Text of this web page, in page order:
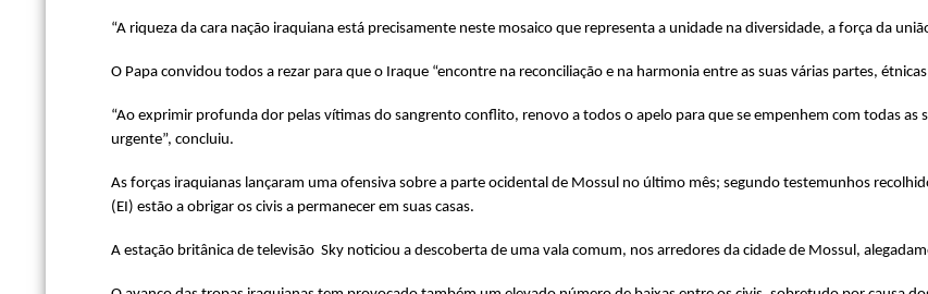
“A riqueza da cara nação iraquiana está precisamente neste mosaico que representa a unidade na diversidade, a força da
O Papa convidou todos a rezar para que o Iraque “encontre na reconciliação e na harmonia entre as suas várias partes,
“Ao exprimir profunda dor pelas vítimas do sangrento conflito, renovo a todos o apelo para que se empenhem com todas as
urgente”, concluiu.
As forças iraquianas lançaram uma ofensiva sobre a parte ocidental de Mossul no último mês; segundo testemunhos
(EI) estão a obrigar os civis a permanecer em suas casas.
A estação britânica de televisão Sky noticiou a descoberta de uma vala comum, nos arredores da cidade de Mossul,